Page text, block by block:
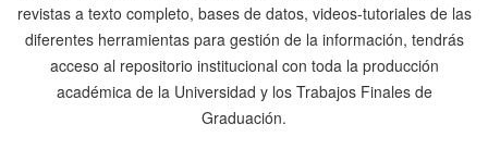
revistas a texto completo, bases de datos, videos-tutoriales de las
diferentes herramientas para gestión de la información, tendrás
acceso al repositorio institucional con toda la producción
académica de la Universidad y los Trabajos Finales de
Graduación.